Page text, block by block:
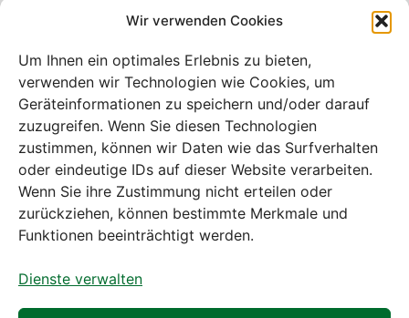
Wir verwenden Cookies
Um Ihnen ein optimales Erlebnis zu bieten,
verwenden wir Technologien wie Cookies, um
Geräteinformationen zu speichern und/oder darauf
zuzugreifen. Wenn Sie diesen Technologien
zustimmen, können wir Daten wie das Surfverhalten
oder eindeutige IDs auf dieser Website verarbeiten.
Wenn Sie ihre Zustimmung nicht erteilen oder
zurückziehen, können bestimmte Merkmale und
Funktionen beeinträchtigt werden.
Dienste verwalten
Freitag: 08:00
Bei diesem Webshop handelt es sich um
einen B2B-Webshop
A. Rauch GmbH – Ihr Experte aus Österreich für Waagen,
Eich- & Kalibrierservice, Sprühnebel-Zerstäubungstechnik
und Lebensmittelmaschinen.
Sämtliche Angebote der A. Rauch GmbH richten sich